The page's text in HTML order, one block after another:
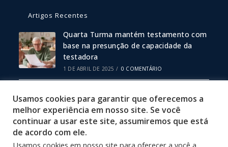
Artigos Recentes
Quarta Turma mantém testamento com
base na presunção de capacidade da
testadora
1 DE ABRIL DE 2025 / 0 COMENTÁRIO
Escritura Pública ou Particular: Qual
Escolher?
19 DE FEVEREIRO DE 2025 / 0 COMENTÁRIO
Usamos cookies para garantir que oferecemos a
melhor experiência em nosso site. Se você
continuar a usar este site, assumiremos que está
de acordo com ele.
Usamos cookies em nosso site para oferecer a você a